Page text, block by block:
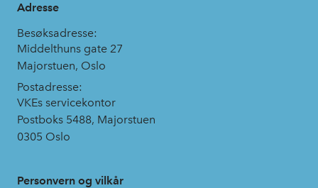
Adresse
Besøksadresse:
Middelthuns gate 27
Majorstuen, Oslo
Postadresse:
VKEs servicekontor
Postboks 5488, Majorstuen
0305 Oslo
Personvern og vilkår